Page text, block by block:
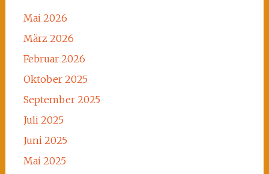
Mai 2026
März 2026
Februar 2026
Oktober 2025
September 2025
Juli 2025
Juni 2025
Mai 2025